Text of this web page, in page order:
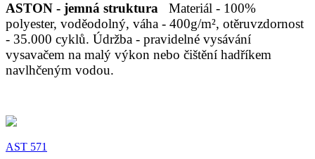
ASTON - jemná struktura
Materiál - 100%
polyester, voděodolný, váha - 400g/m², otěruvzdornost
- 35.000 cyklů. Údržba - pravidelné vysávání
vysavačem na malý výkon nebo čištění hadříkem
navlhčeným vodou.
AST 571